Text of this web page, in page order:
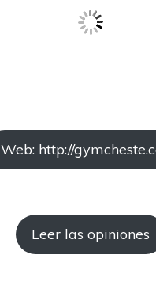
Web: http://
Leer las opiniones